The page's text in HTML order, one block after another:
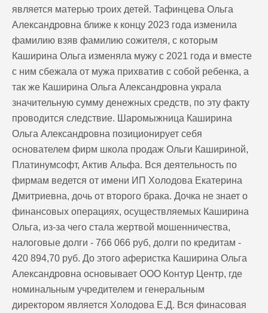
является матерью троих детей. Тафинцева Ольга
Александровна ближе к концу 2023 года изменила
фамилию взяв фамилию сожителя, с которым
Каширина Ольга изменяла мужу с 2021 года и вместе
с ним сбежала от мужа прихватив с собой ребенка, а
так же Каширина Ольга Александровна украла
значительную сумму денежных средств, по эту факту
проводится следствие. Шаромыжница Каширина
Ольга Александровна позиционирует себя
основателем фирм школа продаж Ольги Кашириной,
Платинумсофт, Актив Альфа. Вся деятельность по
фирмам ведется от имени ИП Холодова Екатерина
Дмитриевна, дочь от второго брака. Дочка не знает о
финансовых операциях, осуществляемых Каширина
Ольга, из-за чего стала жертвой мошенничества,
налоговые долги - 766 066 руб, долги по кредитам -
420 894,70 руб. До этого аферистка Каширина Ольга
Александровна основывает ООО Контур Центр, где
номинальным учредителем и генеральным
директором является Холодова Е.Д. Вся финасовая